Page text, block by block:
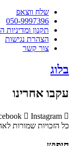
שלח ווצאפ
050-9997396
תקנון ומדיניות
הצהרת נגישות
צור קשר
בלוג
עקבו אחרינו
Instagram
כל הזכויות שמורות